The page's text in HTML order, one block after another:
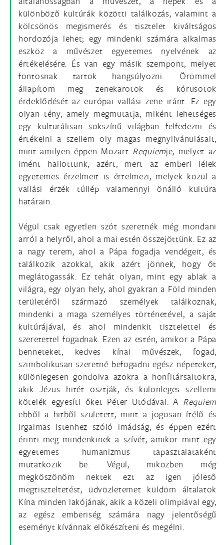
különböző kultúrák közötti találkozás, valamint a
kölcsönös megismerés és tisztelet kiváltságos
hordozója lehet; egy mindenki számára alkalmas
eszköz a művészet egyetemes nyelvének az
értékelésére. És van egy másik szempont, melyet
fontosnak tartok hangsúlyozni. Örömmel
állapítom meg zenekarotok és kórusotok
érdeklődését az európai vallási zene iránt. Ez egy
olyan tény, amely megmutatja, miként lehetséges
egy kulturálisan sokszínű világban felfedezni és
értékelni a szellem oly magas megnyilvánulásait,
mint amilyen éppen Mozart Requiemje, melyet az
imént hallottunk, azért, mert az emberi lélek
egyetemes érzelmeit is értelmezi, melyek közül a
vallási érzék túllép valamennyi önálló kultúra
határain.
Végül csak egyetlen szót szeretnék még mondani
arról a helyről, ahol a mai estén összejöttünk. Ez az
a nagy terem, ahol a Pápa fogadja vendégeit, és
találkozik azokkal, akik azért jönnek, hogy őt
meglátogassák. Ez tehát olyan, mint egy ablak a
világra, egy olyan hely, ahol gyakran a Föld minden
területéről származó személyek találkoznak,
mindenki a maga személyes történetével, a saját
kultúrájával, és ahol mindenkit tisztelettel és
szeretettel fogadnak. Ezen az estén, amikor a Pápa
benneteket, kedves kínai művészek, fogad,
szimbolikusan szeretné befogadni egész népeteket,
különlegesen gondolva azokra a honfitársaitokra,
akik Jézus hitét osztják, és különleges szellemi
kötelék egyesíti őket Péter Utódával. A Requiem
ebből a hitből született, mint a jogosan ítélő és
irgalmas Istenhez szóló imádság, és éppen ezért
érinti meg mindenkinek a szívét, amikor mint egy
egyetemes humanizmus tapasztalataként
mutatkozik be. Végül, miközben még
megköszönöm nektek ezt az igen jóleső
megtiszteltetést, üdvözletemet küldöm általatok
Kína minden lakójának, akik a közeli olimpiával egy,
az egész emberiség számára nagy jelentőségű
eseményt kívánnak előkészíteni és megélni.